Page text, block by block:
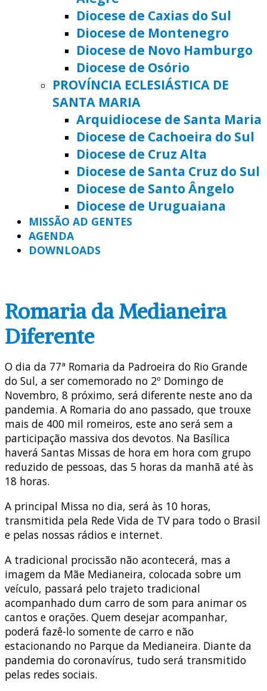
Diocese de Caxias do Sul
Diocese de Montenegro
Diocese de Novo Hamburgo
Diocese de Osório
PROVÍNCIA ECLESIÁSTICA DE
SANTA MARIA
Arquidiocese de Santa Maria
Diocese de Cachoeira do Sul
Diocese de Cruz Alta
Diocese de Santa Cruz do Sul
Diocese de Santo Ângelo
Diocese de Uruguaiana
MISSÃO AD GENTES
AGENDA
DOWNLOADS
Romaria da Medianeira
Diferente
O dia da 77ª Romaria da Padroeira do Rio Grande
do Sul, a ser comemorado no 2º Domingo de
Novembro, 8 próximo, será diferente neste ano da
pandemia. A Romaria do ano passado, que trouxe
mais de 400 mil romeiros, este ano será sem a
participação massiva dos devotos. Na Basílica
haverá Santas Missas de hora em hora com grupo
reduzido de pessoas, das 5 horas da manhã até às
18 horas.
A principal Missa no dia, será às 10 horas,
transmitida pela Rede Vida de TV para todo o Brasil
e pelas nossas rádios e internet.
A tradicional procissão não acontecerá, mas a
imagem da Mãe Medianeira, colocada sobre um
veículo, passará pelo trajeto tradicional
acompanhado dum carro de som para animar os
cantos e orações. Quem desejar acompanhar,
poderá fazê-lo somente de carro e não
estacionando no Parque da Medianeira. Diante da
pandemia do coronavírus, tudo será transmitido
pelas redes sociais.